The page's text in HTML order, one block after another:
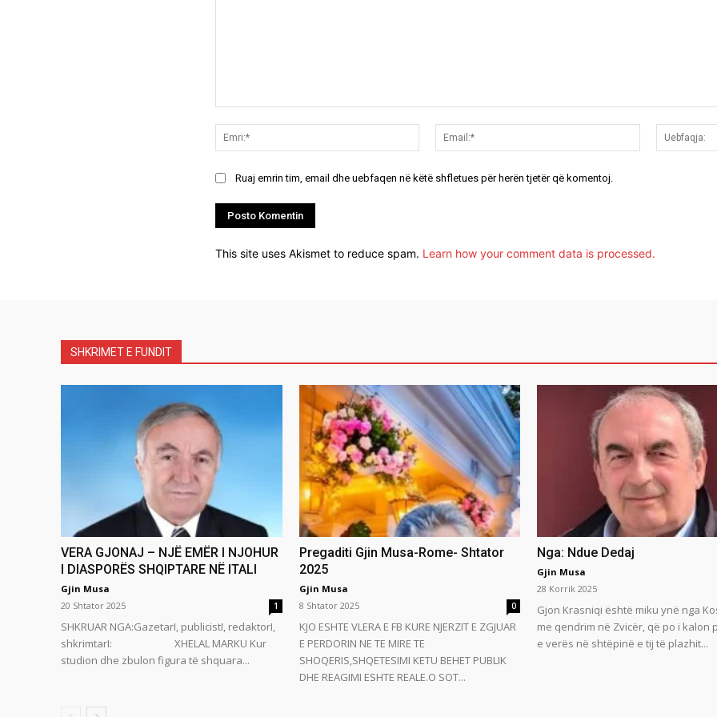
Emri:*
Email:*
Ruaj emrin tim, email dhe uebfaqen në këtë shfletues për herën tjetër që komentoj.
This site uses Akismet to reduce spam. Learn how your comment data is processed.
SHKRIMET E FUNDIT
VERA GJONAJ – NJË EMËR I NJOHUR
I DIASPORËS SHQIPTARE NË ITALI
Gjin Musa
20 Shtator 2025
1
SHKRUAR NGA:GazetarI, publicistI, redaktorI,
shkrimtarI: XHELAL MARKU Kur
studion dhe zbulon figura të shquara...
Pregaditi Gjin Musa-Rome- Shtator
2025
Gjin Musa
8 Shtator 2025
0
KJO ESHTE VLERA E FB KURE NJERZIT E ZGJUAR
E PERDORIN NE TE MIRE TE
SHOQERIS,SHQETESIMI KETU BEHET PUBLIK
DHE REAGIMI ESHTE REALE.O SOT...
Nga: Ndue Dedaj
Gjin Musa
28 Korrik 2025
Gjon Krasniqi është miku ynë nga
me qendrim në Zvicër, që po i kalon
e verës në shtëpinë e tij të plazhit...